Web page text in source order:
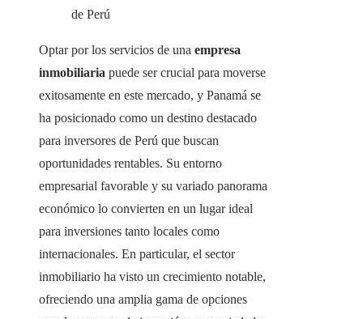
de Perú
Optar por los servicios de una empresa
inmobiliaria puede ser crucial para moverse
exitosamente en este mercado, y Panamá se
ha posicionado como un destino destacado
para inversores de Perú que buscan
oportunidades rentables. Su entorno
empresarial favorable y su variado panorama
económico lo convierten en un lugar ideal
para inversiones tanto locales como
internacionales. En particular, el sector
inmobiliario ha visto un crecimiento notable,
ofreciendo una amplia gama de opciones